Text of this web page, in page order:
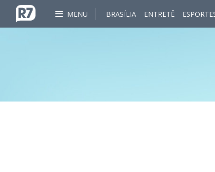
MENU BRASÍLIA ENTRETÊ